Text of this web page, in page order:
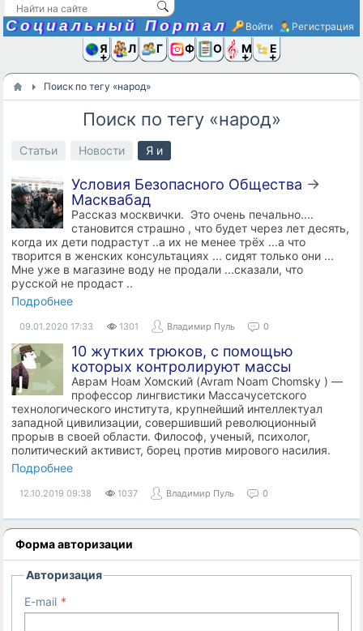
Социальный Портал Войти Регистрация
Я иЛюди
Группы
Фото Ещё
Поиск по тегу «народ»
Поиск по тегу «народ»
Статьи Новости Я и
Условия Безопасного Общества →
Масквабад
Рассказ москвички. Это очень печально....
становится страшно , что будет через лет десять,
когда их дети подрастут ..а их не менее трёх ...а что
творится в женских консультациях ... сидят только они ...
Мне уже в магазине воду не продали ...сказали, что
русской не продаст ..
Подробнее
09.01.2020 17:33 1301 Владимир Пуль 0
10 жутких трюков, с помощью
которых контролируют массы
Аврам Ноам Хомский (Avram Noam Chomsky ) —
профессор лингвистики Массачусетского
технологического института, крупнейший интеллектуал
западной цивилизации, совершивший революционный
прорыв в своей области. Философ, ученый, психолог,
политический активист, борец против мирового насилия.
Подробнее
12.10.2019 09:38 1037 Владимир Пуль 0
Форма авторизации
Авторизация
E-mail